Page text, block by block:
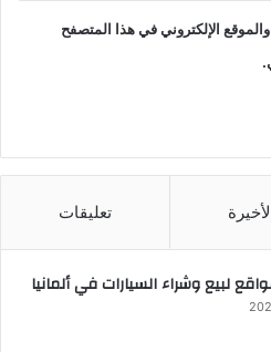
الإلكتروني في هذا المتصفح
تعليقات